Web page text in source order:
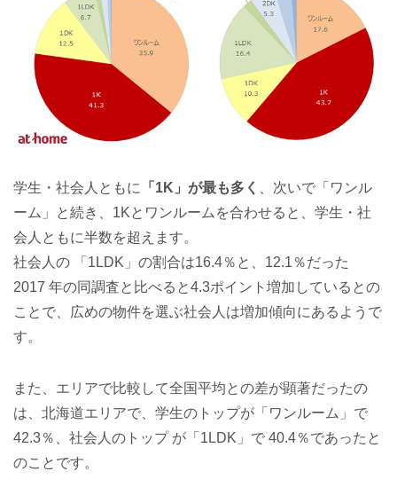
学生・社会人ともに 「1K」が最も多く
、次いで「ワンル
ーム」と続き、1Kとワンルームを合わせると、学生・社
会人ともに半数を超えます。
社会人の 「1LDK」の割合は16.4％と、12.1％だった
2017 年の同調査と比べると4.3ポイント増加しているとの
ことで、広めの物件を選ぶ社会人は増加傾向にあるようで
す。
また、エリアで比較して全国平均との差が顕著だったの
は、北海道エリアで、学生のトップが「ワンルーム」で
42.3％、社会人のトップ が「1LDK」で 40.4％であったと
のことです。